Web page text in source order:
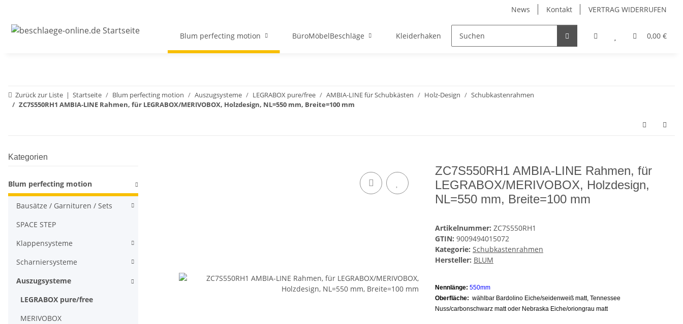
News Kontakt VERTRAG WIDERRUFEN
0,00 €
Blum perfecting motion BüroMöbelBeschläge Kleiderhaken Möbelgriffe, Möbelknöpfe Küchenschubladen,
Zurück zur Liste Startseite Blum perfecting motion Auszugsysteme LEGRABOX pure/free AMBIA-LINE für Schubkästen Holz-Design
Schubkastenrahmen
ZC7S550RH1 AMBIA-LINE Rahmen, für LEGRABOX/MERIVOBOX, Holzdesign, NL=550 mm, Breite=100 mm
ZC7S550RH1 AMBIA-LINE Rahmen, für
LEGRABOX/MERIVOBOX, Holzdesign,
NL=550 mm, Breite=100 mm
Artikelnummer: ZC7S550RH1
GTIN: 9009494015072
Kategorie: Schubkastenrahmen
Hersteller: BLUM
Nennlänge: 550mm
Oberfläche: wählbar Bardolino Eiche/seidenweiß matt, Tennessee
Nuss/carbonschwarz matt oder Nebraska Eiche/oriongrau matt
Kategorien
Blum perfecting motion
Bausätze / Garnituren / Sets
SPACE STEP
Klappensysteme
Scharniersysteme
Auszugsysteme
LEGRABOX pure/free
MERIVOBOX